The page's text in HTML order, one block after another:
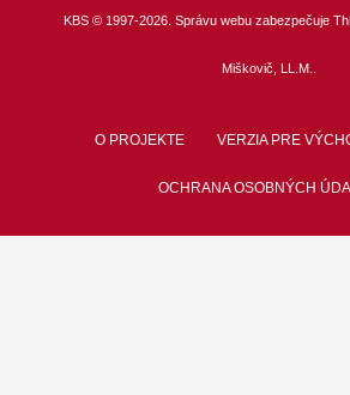
KBS © 1997-2026. Správu webu zabezpečuje
Miškovič, LL.M.
O PROJEKTE VERZIA PRE
OCHRANA OSOBNÝCH